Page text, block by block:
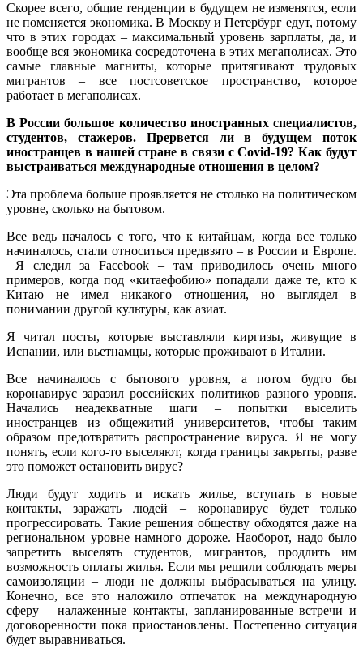
Скорее всего, общие тенденции в будущем не изменятся, если
не поменяется экономика. В Москву и Петербург едут, потому
что в этих городах – максимальный уровень зарплаты, да, и
вообще вся экономика сосредоточена в этих мегаполисах. Это
самые главные магниты, которые притягивают трудовых
мигрантов – все постсоветское пространство, которое
работает в мегаполисах.
В России большое количество иностранных специалистов,
студентов, стажеров. Прервется ли в будущем поток
иностранцев в нашей стране в связи с Covid-19? Как будут
выстраиваться международные отношения в целом?
Эта проблема больше проявляется не столько на политическом
уровне, сколько на бытовом.
Все ведь началось с того, что к китайцам, когда все только
начиналось, стали относиться предвзято – в России и Европе.
Я следил за Facebook – там приводилось очень много
примеров, когда под «китаефобию» попадали даже те, кто к
Китаю не имел никакого отношения, но выглядел в
понимании другой культуры, как азиат.
Я читал посты, которые выставляли киргизы, живущие в
Испании, или вьетнамцы, которые проживают в Италии.
Все начиналось с бытового уровня, а потом будто бы
коронавирус заразил российских политиков разного уровня.
Начались неадекватные шаги – попытки выселить
иностранцев из общежитий университетов, чтобы таким
образом предотвратить распространение вируса. Я не могу
понять, если кого-то выселяют, когда границы закрыты, разве
это поможет остановить вирус?
Люди будут ходить и искать жилье, вступать в новые
контакты, заражать людей – коронавирус будет только
прогрессировать. Такие решения обществу обходятся даже на
региональном уровне намного дороже. Наоборот, надо было
запретить выселять студентов, мигрантов, продлить им
возможность оплаты жилья. Если мы решили соблюдать меры
самоизоляции – люди не должны выбрасываться на улицу.
Конечно, все это наложило отпечаток на международную
сферу – налаженные контакты, запланированные встречи и
договоренности пока приостановлены. Постепенно ситуация
будет выравниваться.